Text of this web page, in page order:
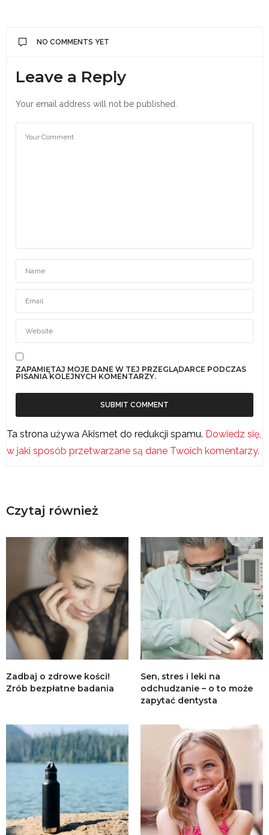
NO COMMENTS YET
Leave a Reply
Your email address will not be published.
ZAPAMIĘTAJ MOJE DANE W TEJ PRZEGLĄDARCE PODCZAS
PISANIA KOLEJNYCH KOMENTARZY.
Ta strona używa Akismet do redukcji spamu. Dowiedz się,
w jaki sposób przetwarzane są dane Twoich komentarzy.
Czytaj również
Zadbaj o zdrowe kości!
Zrób bezpłatne badania
Sen, stres i leki na
odchudzanie – o to może
zapytać dentysta